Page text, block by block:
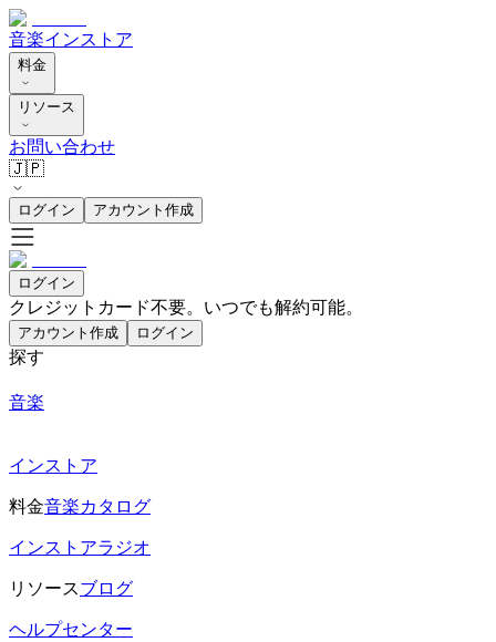
音楽インストア
料金
リソース
お問い合わせ
🇯🇵
ログイン アカウント作成
ログイン
クレジットカード不要。いつでも解約可能。
アカウント作成 ログイン
探す
音楽
インストア
料金音楽カタログ
インストアラジオ
リソースブログ
ヘルプセンター